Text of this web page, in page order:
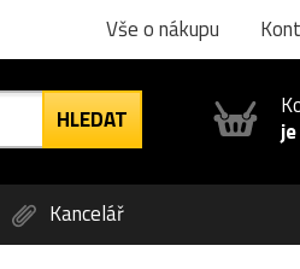
Vše o nákupu
Kancelář